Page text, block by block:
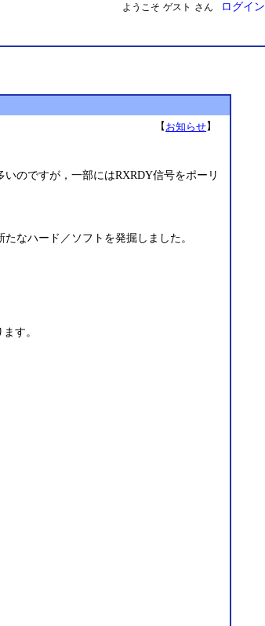
ようこそ ゲスト さん ログイン
【お知らせ】
のですが，一部にはRXRDY信号をポーリ
なハード／ソフトを発掘しました。
す。